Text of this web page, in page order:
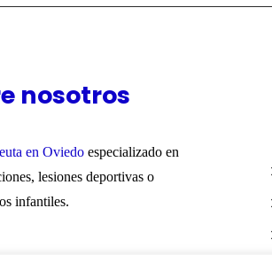
nosotros
en Oviedo especializado en
lesiones deportivas o
infantiles.